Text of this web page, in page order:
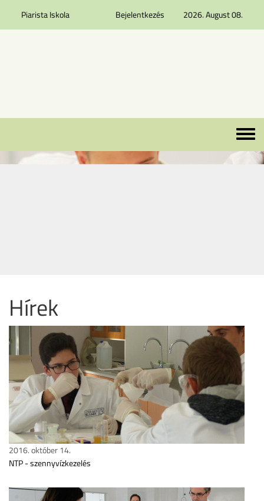
2026. August 08.
Piarista Iskola
Bejelentkezés
Toggle
Hírek
2016. október 14.
NTP - szennyvízkezelés